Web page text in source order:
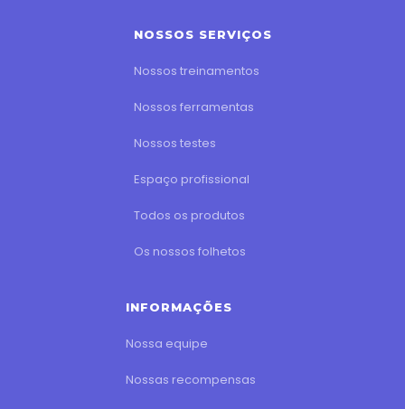
NOSSOS SERVIÇOS
Nossos treinamentos
Nossos ferramentas
Nossos testes
Espaço profissional
Todos os produtos
Os nossos folhetos
INFORMAÇÕES
Nossa equipe
Nossas recompensas